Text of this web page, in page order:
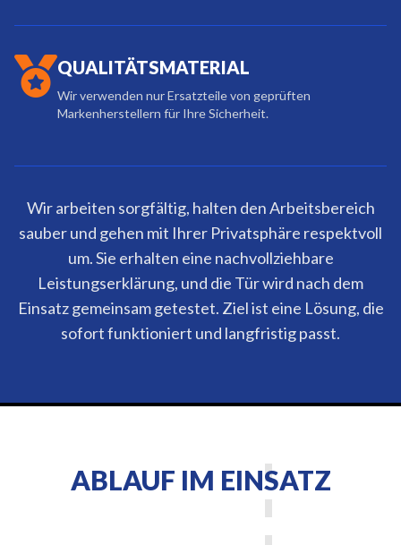
QUALITÄTSMATERIAL
Wir verwenden nur Ersatzteile von geprüften
Markenherstellern für Ihre Sicherheit.
Wir arbeiten sorgfältig, halten den Arbeitsbereich
sauber und gehen mit Ihrer Privatsphäre respektvoll
um. Sie erhalten eine nachvollziehbare
Leistungserklärung, und die Tür wird nach dem
Einsatz gemeinsam getestet. Ziel ist eine Lösung, die
sofort funktioniert und langfristig passt.
ABLAUF IM EINSATZ